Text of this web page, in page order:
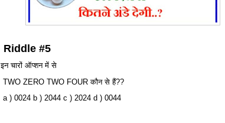
Riddle #5
इन चारों ऑप्शन में से
TWO ZERO TWO FOUR कौन से हैं??
a ) 0024 b ) 2044 c ) 2024 d ) 0044